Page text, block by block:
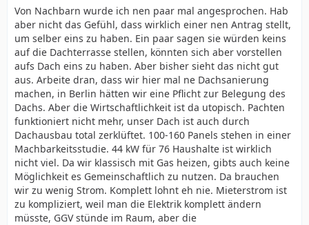
Von Nachbarn wurde ich nen paar mal angesprochen. Hab
aber nicht das Gefühl, dass wirklich einer nen Antrag stellt,
um selber eins zu haben. Ein paar sagen sie würden keins
auf die Dachterrasse stellen, könnten sich aber vorstellen
aufs Dach eins zu haben. Aber bisher sieht das nicht gut
aus. Arbeite dran, dass wir hier mal ne Dachsanierung
machen, in Berlin hätten wir eine Pflicht zur Belegung des
Dachs. Aber die Wirtschaftlichkeit ist da utopisch. Pachten
funktioniert nicht mehr, unser Dach ist auch durch
Dachausbau total zerklüftet. 100-160 Panels stehen in einer
Machbarkeitsstudie. 44 kW für 76 Haushalte ist wirklich
nicht viel. Da wir klassisch mit Gas heizen, gibts auch keine
Möglichkeit es Gemeinschaftlich zu nutzen. Da brauchen
wir zu wenig Strom. Komplett lohnt eh nie. Mieterstrom ist
zu kompliziert, weil man die Elektrik komplett ändern
müsste, GGV stünde im Raum, aber die